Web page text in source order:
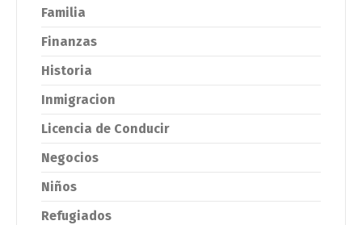
Familia
Finanzas
Historia
Inmigracion
Licencia de Conducir
Negocios
Niños
Refugiados